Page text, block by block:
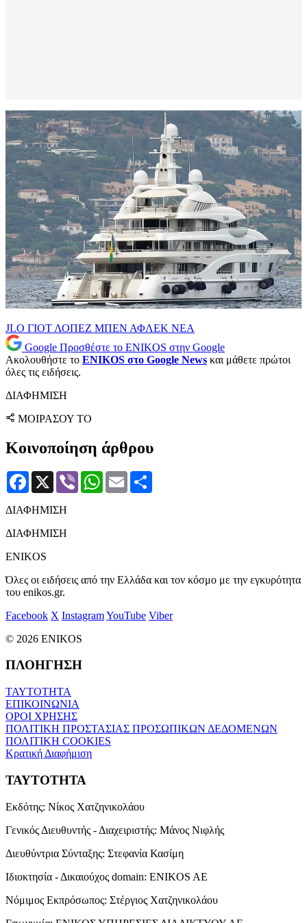
JLO ΓΙΟΤ ΛΟΠΕΖ ΜΠΕΝ ΑΦΛΕΚ ΝΕΑ
Google Προσθέστε το ENIKOS στην Google
Ακολουθήστε το ENIKOS στο Google News και μάθετε πρώτοι
όλες τις ειδήσεις.
ΔΙΑΦΗΜΙΣΗ
ΜΟΙΡΑΣΟΥ ΤΟ
Κοινοποίηση άρθρου
Facebook
X Viber WhatsApp
Email
ΔΙΑΦΗΜΙΣΗ
ΔΙΑΦΗΜΙΣΗ
ENIKOS
Όλες οι ειδήσεις από την Ελλάδα και τον κόσμο με την εγκυρότητα
του enikos.gr.
Facebook X InstagramYouTube Viber
© 2026 ENIKOS
ΠΛΟΗΓΗΣΗ
ΤΑΥΤΟΤΗΤΑ
ΕΠΙΚΟΙΝΩΝΙΑ
ΟΡΟΙ ΧΡΗΣΗΣ
ΠΟΛΙΤΙΚΗ ΠΡΟΣΤΑΣΙΑΣ ΠΡΟΣΩΠΙΚΩΝ ΔΕΔΟΜΕΝΩΝ
ΠΟΛΙΤΙΚΗ COOKIES
Κρατική Διαφήμιση
ΤΑΥΤΟΤΗΤΑ
Εκδότης: Νίκος Χατζηνικολάου
Γενικός Διευθυντής - Διαχειριστής: Μάνος Νιφλής
Διευθύντρια Σύνταξης: Στεφανία Κασίμη
Ιδιοκτησία - Δικαιούχος domain: ENIKOS AE
Νόμιμος Εκπρόσωπος: Στέργιος Χατζηνικολάου